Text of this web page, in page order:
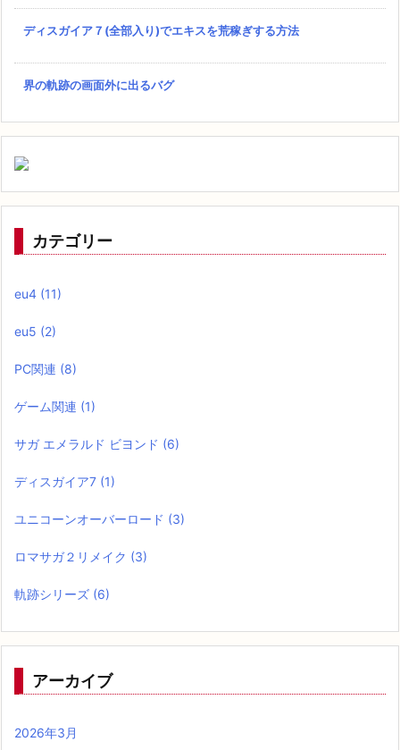
ディスガイア７(全部入り)でエキスを荒稼ぎする方法
界の軌跡の画面外に出るバグ
カテゴリー
eu4 (11)
eu5 (2)
PC関連 (8)
ゲーム関連 (1)
サガ エメラルド ビヨンド (6)
ディスガイア7 (1)
ユニコーンオーバーロード (3)
ロマサガ２リメイク (3)
軌跡シリーズ (6)
アーカイブ
2026年3月